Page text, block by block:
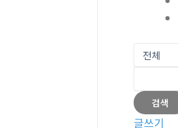
검색
글쓰기